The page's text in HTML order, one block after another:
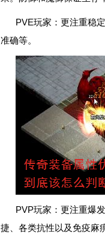
PVE玩家：更注重稳
准确等。
PVP玩家：更注重爆
捷、各类抗性以及免疫麻